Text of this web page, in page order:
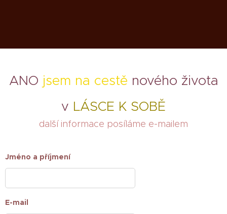
ANO jsem na cestě nového života
v LÁSCE K SOBĚ
další informace posíláme e-mailem
Jméno a příjmení
E-mail